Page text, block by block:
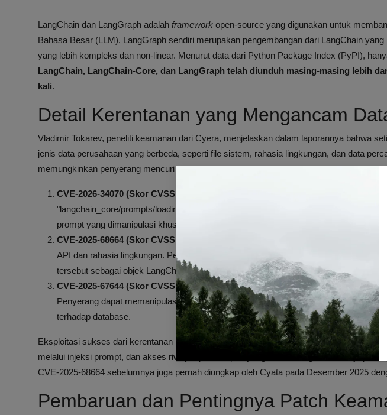
LangChain dan LangGraph adalah framework open-source yang digunakan untuk
Bahasa Besar (LLM). LangGraph sendiri merupakan pengembangan dari LangChain
yang lebih kompleks dan non-linear. Menurut data dari Python Package Index (PyPI),
LangChain, LangChain-Core, dan LangGraph telah diunduh masing-masing lebih
kali.
Detail Kerentanan yang Mengancam
Vladimir Tokarev, peneliti keamanan dari Cyera, menjelaskan dalam laporannya bahwa
jenis data perusahaan yang berbeda, seperti file sistem, rahasia lingkungan, dan data
memungkinkan penyerang mencuri data sensitif dari berbagai implementasi LangChain di
CVE-2026-34070 (Skor CVSS: 7.5)
pada LangChain
"langchain_core/prompts/loading.py". Dengan memanfaatkan API pemuatan prompt
prompt yang dimanipulasi khusus, penyerang dapat mengakses file sembarang
CVE-2025-68664 (Skor CVSS: 9.3)
data tidak
API dan rahasia lingkungan. Penyerang memasukkan struktur data yang membuat
tersebut sebagai objek LangChain yang sudah diserialisasi, bukan data pengguna
CVE-2025-67644 (Skor CVSS: 7.3)
: Kerentanan SQL Injection pada implementasi
Penyerang dapat memanipulasi query SQL melalui kunci filter metadata dan
terhadap database.
Eksploitasi sukses dari kerentanan ini memungkinkan akses ke file sensitif seperti
melalui injeksi prompt, dan akses riwayat percakapan yang terkait dengan alur kerja
CVE-2025-68664 sebelumnya juga pernah diungkap oleh Cyata pada Desember 2025
Pembaruan dan Pentingnya Patch